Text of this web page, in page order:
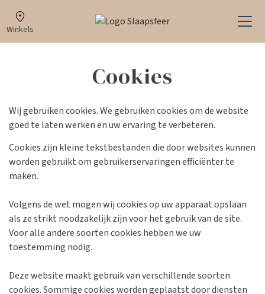
Winkels
Cookies
Wij gebruiken cookies. We gebruiken cookies om de website
goed te laten werken en uw ervaring te verbeteren.
Cookies zijn kleine tekstbestanden die door websites kunnen
worden gebruikt om gebruikerservaringen efficiënter te
maken.
Volgens de wet mogen wij cookies op uw apparaat opslaan
als ze strikt noodzakelijk zijn voor het gebruik van de site.
Voor alle andere soorten cookies hebben we uw
toestemming nodig.
Deze website maakt gebruik van verschillende soorten
cookies. Sommige cookies worden geplaatst door diensten